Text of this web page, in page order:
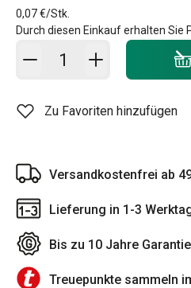
0,07 €/Stk.
Durch diesen Einkauf erhalten Sie
In den Warenkorb - Menge
Zu Favoriten hinzufügen
Versandkostenfrei ab
Lieferung in 1-3
Bis zu 10 Jahre
Treuepunkte sammeln